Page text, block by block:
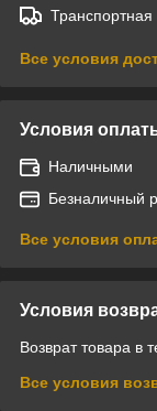
Все условия
Условия
Наличными
Безналичный
Все условия
Условия
Возврат товара в
Все условия